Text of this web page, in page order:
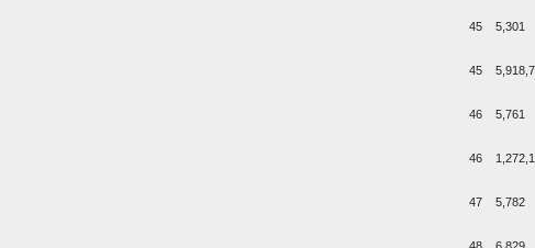
45 5,301
45
46 5,761
46
47 5,782